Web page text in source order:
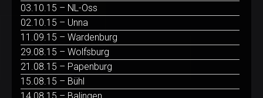
03.10.15 – NL-Oss
02.10.15 – Unna
11.09.15 – Wardenburg
29.08.15 – Wolfsburg
21.08.15 – Papenburg
15.08.15 – Bühl